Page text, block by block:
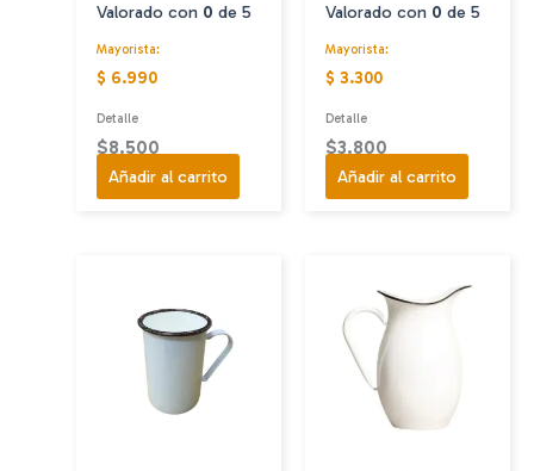
Valorado con 0 de 5
Mayorista:
$ 6.990
Detalle
$8.500
Añadir al carrito
Valorado con 0 de 5
Mayorista:
$ 3.300
Detalle
$3.800
Añadir al carrito